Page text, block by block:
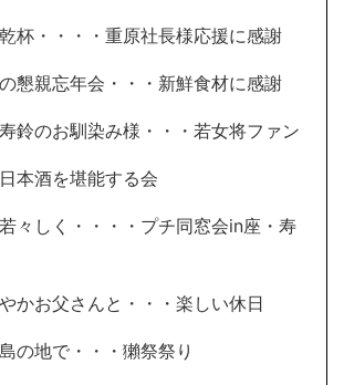
杯・・・・重原社長様応援に感謝
懇親忘年会・・・新鮮食材に感謝
鈴のお馴染み様・・・若女将ファン
本酒を堪能する会
々しく・・・・プチ同窓会in座・寿
かお父さんと・・・楽しい休日
の地で・・・獺祭祭り